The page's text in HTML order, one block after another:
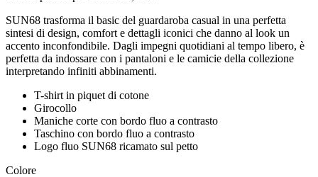
SUN68 trasforma il basic del guardaroba casual in una perfetta
sintesi di design, comfort e dettagli iconici che danno al look un
accento inconfondibile. Dagli impegni quotidiani al tempo libero, è
perfetta da indossare con i pantaloni e le camicie della collezione
interpretando infiniti abbinamenti.
T-shirt in piquet di cotone
Girocollo
Maniche corte con bordo fluo a contrasto
Taschino con bordo fluo a contrasto
Logo fluo SUN68 ricamato sul petto
Colore